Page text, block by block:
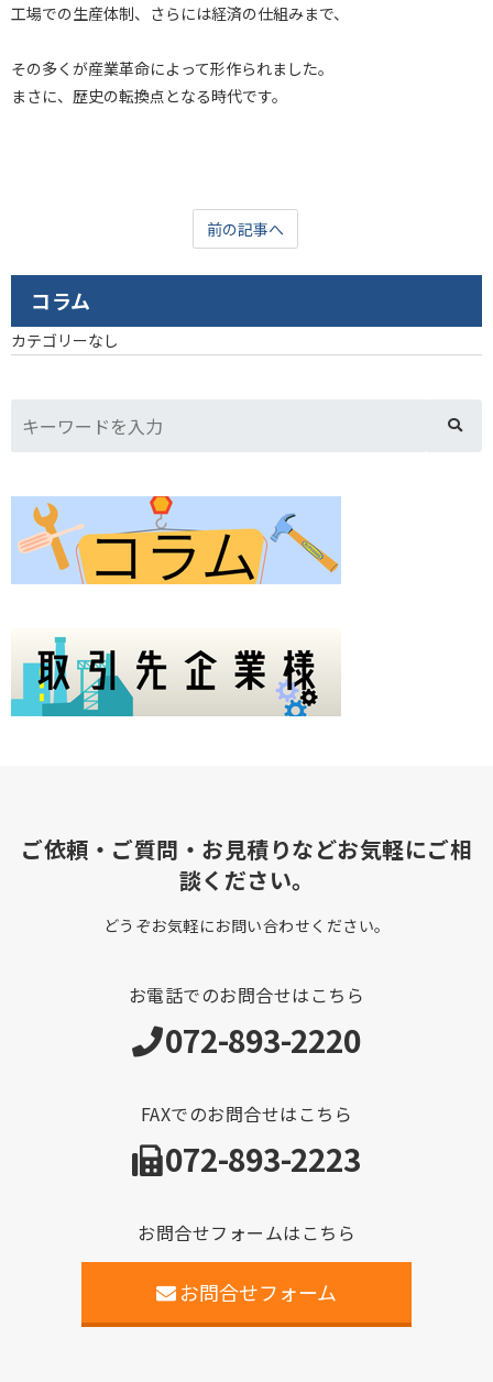
工場での生産体制、さらには経済の仕組みまで、
その多くが産業革命によって形作られました。
まさに、歴史の転換点となる時代です。
前の記事へ
コラム
カテゴリーなし
ご依頼・ご質問・お見積りなどお気軽にご相
談ください。
どうぞお気軽にお問い合わせください。
お電話でのお問合せはこちら
072-893-2220
FAXでのお問合せはこちら
072-893-2223
お問合せフォームはこちら
お問合せフォーム